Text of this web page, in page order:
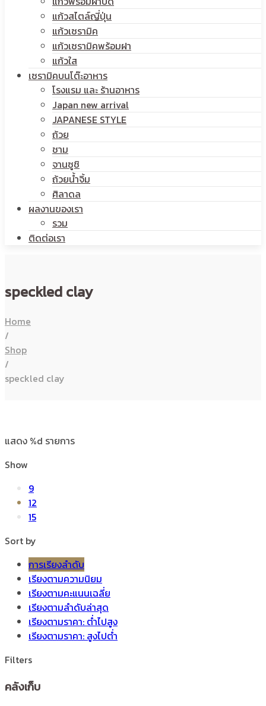
แก้วสไตล์ญี่ปุ่น
แก้วเซรามิค
แก้วเซรามิคพร้อมฝา
แก้วใส
เซรามิคบนโต๊ะอาหาร
โรงแรม และ ร้านอาหาร
Japan new arrival
JAPANESE STYLE
ถ้วย
ชาม
จานซูชิ
ถ้วยน้ำจิ้ม
ศิลาดล
ผลงานของเรา
รวม
ติดต่อเรา
speckled clay
Home
/
Shop
/
speckled clay
แสดง %d รายการ
Show
9
12
15
Sort by
การเรียงลำดับ
เรียงตามความนิยม
เรียงตามคะแนนเฉลี่ย
เรียงตามลำดับล่าสุด
เรียงตามราคา: ต่ำไปสูง
เรียงตามราคา: สูงไปต่ำ
Filters
คลังเก็บ